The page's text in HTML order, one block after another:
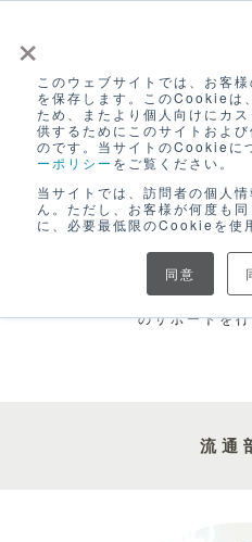
×
このウェブサイトでは、お客
を保存します。このCookieは
ため、またより個人向けにカ
供するためにこのサイトおよ
のです。当サイトのCookieに
ーポリシー をご覧ください。
当サイトでは、訪問者の個人
ん。ただし、お客様が何度も
に、必要最低限のCookieを使
同意
CANVAS
認定パートナーと共に
トワークを
日本全国で商品開発・販路開
のサポートを
流通